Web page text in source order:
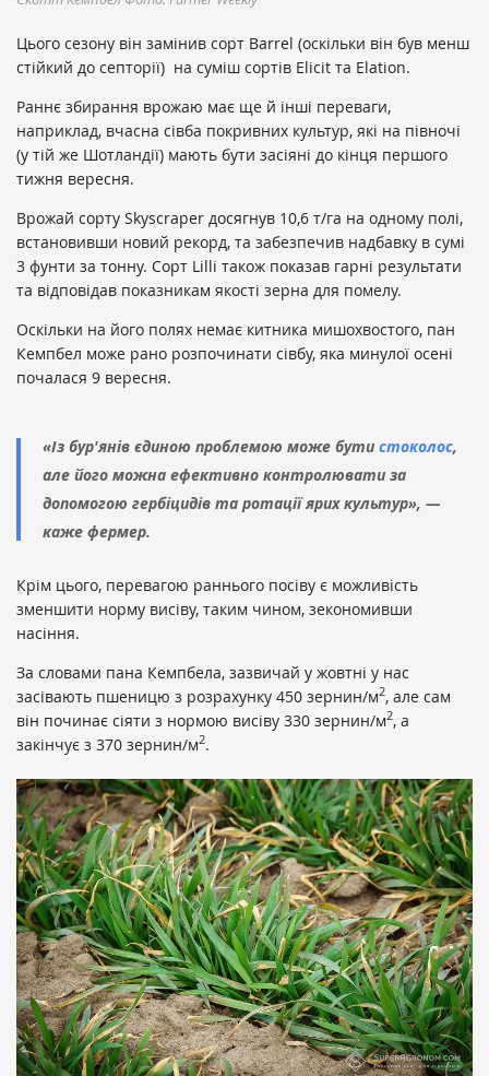
Цього сезону він замінив сорт Barrel (оскiльки вiн був менш
стійкий до септорії) на суміш сортів Elicit та Elation.
Раннє збирання врожаю має ще й інші переваги,
наприклад, вчасна сівба покривних культур, які на півночі
(у тій же Шотландії) мають бути засіяні до кінця першого
тижня вересня.
Врожай сорту Skyscraper досягнув 10,6 т/га на одному полі,
встановивши новий рекорд, та забезпечив надбавку в сумі
3 фунти за тонну. Сорт Lilli також показав гарні результати
та відповідав показникам якості зерна для помелу.
Оскільки на його полях немає китника мишохвостого, пан
Кемпбел може рано розпочинати сівбу, яка минулої осені
почалася 9 вересня.
«Із бур'янів єдиною проблемою може бути стоколос,
але його можна ефективно контролювати за
допомогою гербіцидів та ротації ярих культур», —
каже фермер.
Крім цього, перевагою раннього посіву є можливість
зменшити норму висіву, таким чином, зекономивши
насіння.
За словами пана Кемпбела, зазвичай у жовтні у нас
засівають пшеницю з розрахунку 450 зернин/м2, але сам
він починає сіяти з нормою висіву 330 зернин/м2, а
закінчує з 370 зернин/м2.